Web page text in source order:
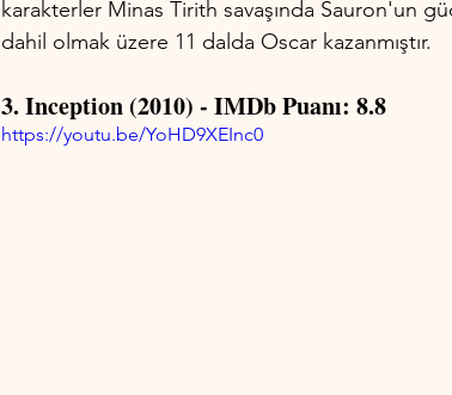
karakterler Minas Tirith savaşında Sauron'un
dahil olmak üzere 11 dalda Oscar kazanmıştır.
3. Inception (2010) - IMDb Puanı: 8.8
https://youtu.be/YoHD9XEInc0